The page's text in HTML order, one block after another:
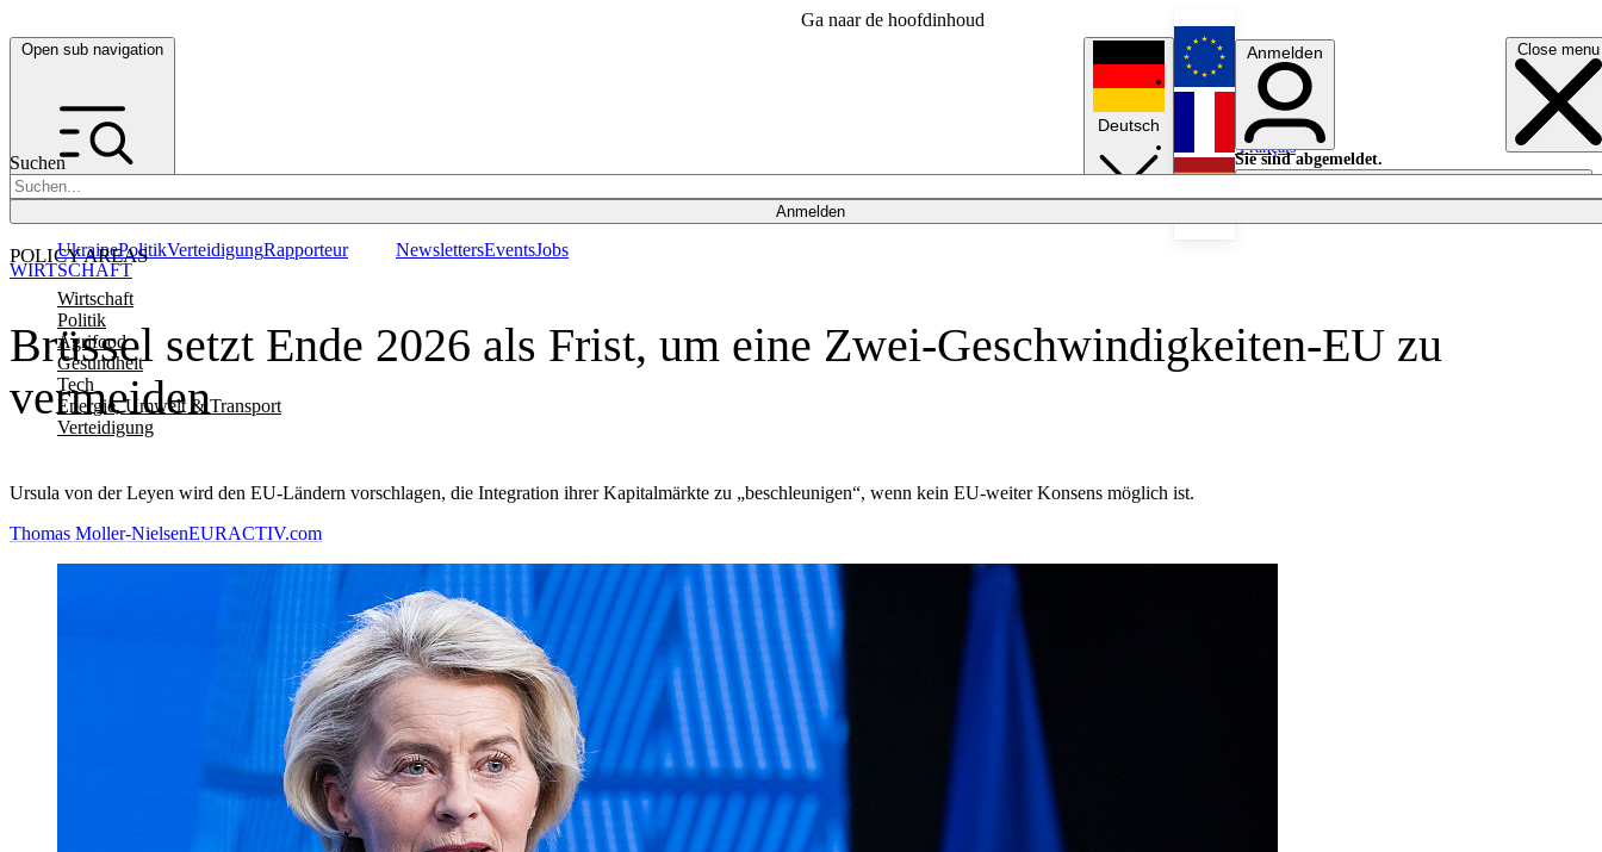
Ga naar de hoofdinhoud
Open sub navigation Close menu
Suchen
Anmelden
POLICY AREAS
Wirtschaft
Politik
Agrifood
Gesundheit
Tech
Energie, Umwelt & Transport
Verteidigung
UkrainePolitikVerteidigungRapporteur NewslettersEventsJobs
Deutsch
English
Français
Anmelden
Sie sind abgemeldet.
Anmelden
Licht aus
Brüssel setzt Ende 2026 als Frist, um eine Zwei-Geschwindigkeiten-EU zu
vermeiden
Ursula von der Leyen wird den EU-Ländern vorschlagen, die Integration ihrer Kapitalmärkte zu „beschleunigen“, wenn kein EU-weiter Konsens möglich ist.
WIRTSCHAFT
Thomas Moller-NielsenEURACTIV.com